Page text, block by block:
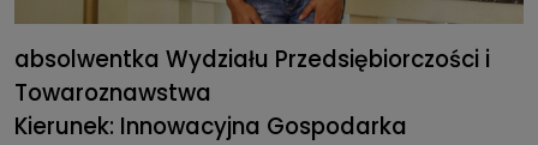
absolwentka Wydziału Przedsiębiorczości i
Towaroznawstwa
Kierunek: Innowacyjna Gospodarka